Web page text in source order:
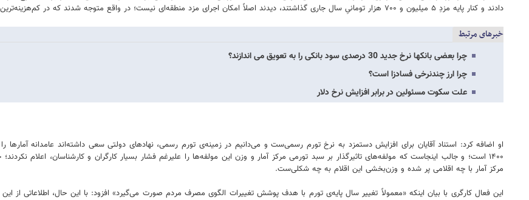
دادند و کنار پایه مزدِ ۵ میلیون و ۷۰۰ هزار تومانیِ سال جاری گذاشتند، دیدند اصلاً امکان اجرای مزد منطقه‌ای نیست؛ در واقع متوجه شدند که در کم‌هزینه‌ترین مناطق ایران هم با دو برابر یا سه برابر این دستمزد نمی‌توان زندگی کرد.
خبرهای مرتبط
چرا بعضی بانکها نرخ جدید 30 درصدی سود بانکی را به تعویق می اندازند؟
چرا ارز چندنرخی فسادزا است؟
علت سکوت مسئولین در برابر افزایش نرخ دلار
او اضافه کرد: استناد آقایان برای افزایش دستمزد به نرخ تورم رسمی‌ست و می‌دانیم در زمینه‌ی تورم رسمی، نهادهای دولتی سعی داشته‌اند عامدانه آمارها
۱۴۰۰ است؛ و جالب اینجاست که مولفه‌های تاثیرگذار بر سبد تورمی مرکز آمار و وزن این مولفه‌ها را علیرغم فشار بسیار کارگران و کارشناسان، اعلام
مرکز آمار با چه اقلامی پر شده و وزن‌بخشی این اقلام به چه شکلی‌ست.
این فعال کارگری با بیان اینکه «معمولاً تغییر سال پایه‌ی تورم با هدف پوشش تغییرات الگوی مصرف مردم صورت می‌گیرد» افزود: با این حال، اطلاعاتی از